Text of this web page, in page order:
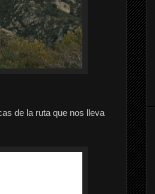
de la ruta que nos lleva